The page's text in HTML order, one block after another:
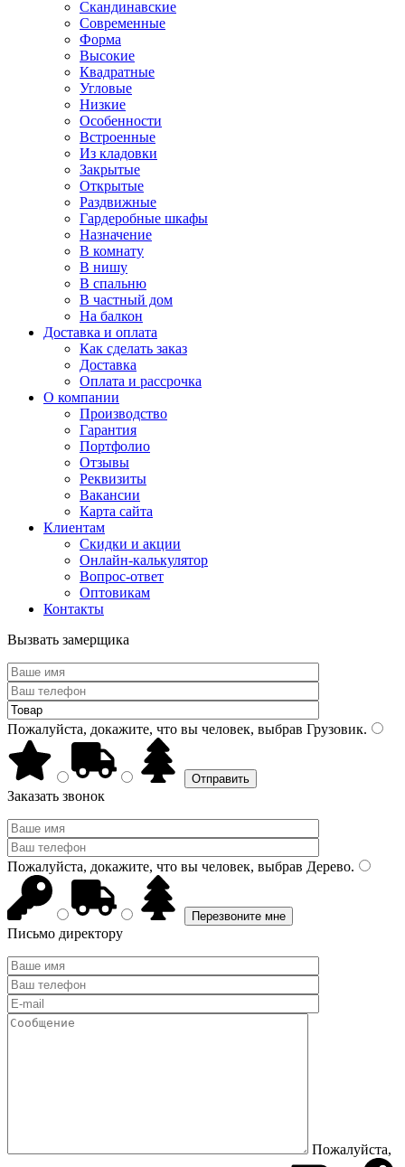
Скандинавские
Современные
Форма
Высокие
Квадратные
Угловые
Низкие
Особенности
Встроенные
Из кладовки
Закрытые
Открытые
Раздвижные
Гардеробные шкафы
Назначение
В комнату
В нишу
В спальню
В частный дом
На балкон
Доставка и оплата
Как сделать заказ
Доставка
Оплата и рассрочка
О компании
Производство
Гарантия
Портфолио
Отзывы
Реквизиты
Вакансии
Карта сайта
Клиентам
Скидки и акции
Онлайн-калькулятор
Вопрос-ответ
Оптовикам
Контакты
Вызвать замерщика
Пожалуйста, докажите, что вы человек, выбрав Грузовик.
Заказать звонок
Пожалуйста, докажите, что вы человек, выбрав Дерево.
Письмо директору
Пожалуйста,